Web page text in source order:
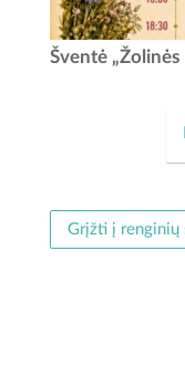
Žolinės puokštė
Šventė „Žolinės
Grįžti į renginių